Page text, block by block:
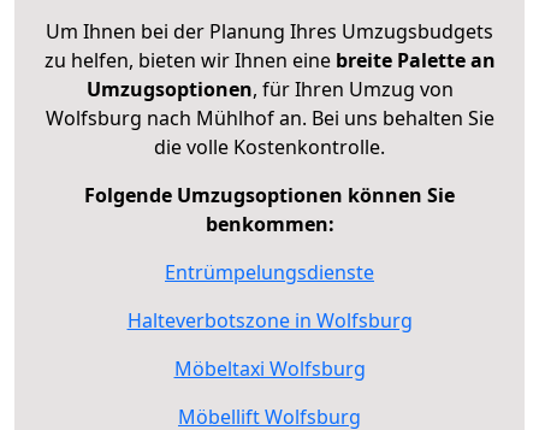
Um Ihnen bei der Planung Ihres Umzugsbudgets
zu helfen, bieten wir Ihnen eine breite Palette an
Umzugsoptionen, für Ihren Umzug von
Wolfsburg nach Mühlhof an. Bei uns behalten Sie
die volle Kostenkontrolle.
Folgende Umzugsoptionen können Sie
benkommen:
Entrümpelungsdienste
Halteverbotszone in Wolfsburg
Möbeltaxi Wolfsburg
Möbellift Wolfsburg